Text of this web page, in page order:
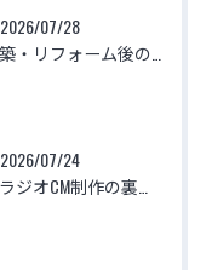
2026/07/28
2026/07/24